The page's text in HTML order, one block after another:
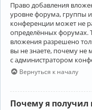
Право добавления
уровне форума, группы
конференции может не
определённых форумах.
вложения разрешено
вы не знаете, почему не
с администратором
Вернуться к началу
Почему я получил